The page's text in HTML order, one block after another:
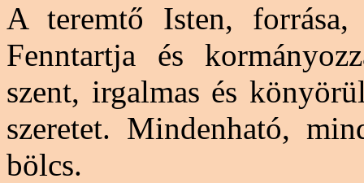
A teremtő Isten,
Fenntartja és
szent, irgalmas és
szeretet. Mindenható,
bölcs.